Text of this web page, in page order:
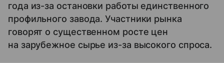
года из-за остановки работы единственного
профильного завода. Участники рынка
говорят о существенном росте цен
на зарубежное сырье из-за высокого спроса.